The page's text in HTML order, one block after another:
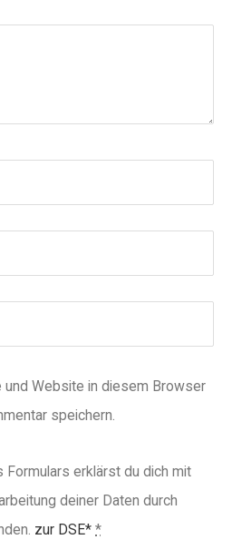
und Website in diesem Browser
speichern.
erklärst du dich mit
deiner Daten durch
zur DSE* *